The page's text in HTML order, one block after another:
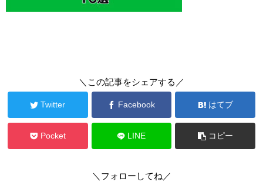
＼この記事をシェアする／
Twitter Facebook はてブ
Pocket LINE コピー
＼フォローしてね／